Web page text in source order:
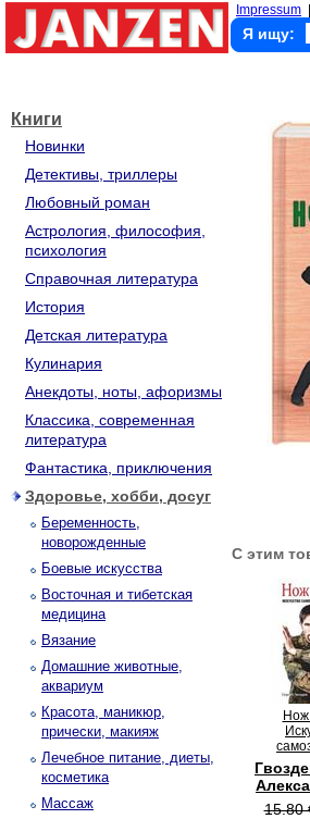
Impressum
Я ищу:
Книги
Новинки
Детективы, триллеры
Любовный роман
Астрология, философия,
психология
Справочная литература
История
Детская литература
Кулинария
Анекдоты, ноты, афоризмы
Классика, современная
литература
Фантастика, приключения
Здоровье, хобби, досуг
Беременность,
новорожденные
Боевые искусства
Восточная и тибетская
медицина
Вязание
Домашние животные,
аквариум
Красота, маникюр,
прически, макияж
Лечебное питание, диеты,
косметика
Массаж
С этим
15.80